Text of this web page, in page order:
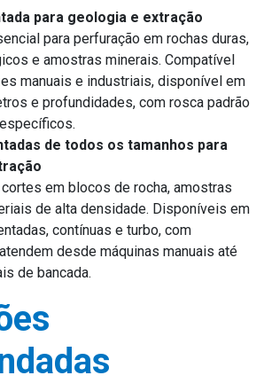
para geologia e extração
para perfuração em rochas duras,
e amostras minerais. Compatível
manuais e industriais, disponível em
e profundidades, com rosca padrão
de todos os tamanhos para
em blocos de rocha, amostras
de alta densidade. Disponíveis em
contínuas e turbo, com
desde máquinas manuais até
de bancada.